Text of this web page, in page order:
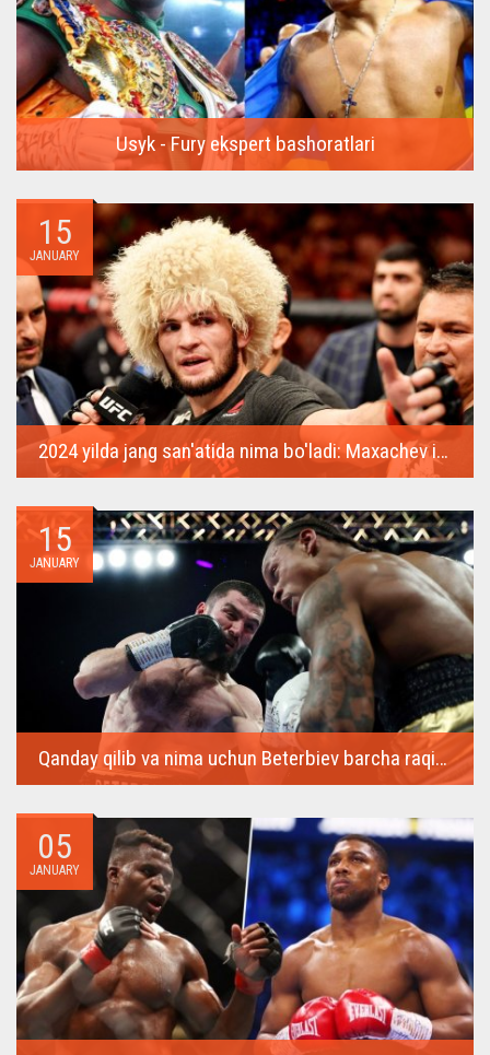
Usyk - Fury ekspert bashoratlari
kutilgan...
15
JANUARY
2024 yilda jang san'atida nima bo'ladi: Maxachev ikkinchi kamarni qo'lga kiritadi, MakGregor qaytib keladi
ajoyib...
15
JANUARY
Qanday qilib va ​​nima uchun Beterbiev barcha raqiblarini nokautga uchratadi
14...
05
JANUARY